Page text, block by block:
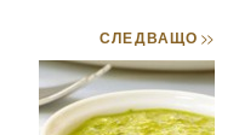
СЛЕДВАЩО>>